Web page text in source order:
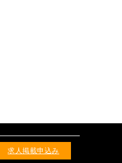
求人掲載申込み